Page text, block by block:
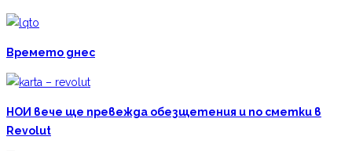
Времето днес
НОИ вече ще превежда обезщетения и по сметки в
Revolut